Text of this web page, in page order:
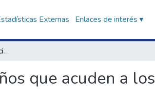
Externas Enlaces de interés ▾
Vigilancia del estado nutricional en niños que acuden a los establecimientos de salud
que acuden a los